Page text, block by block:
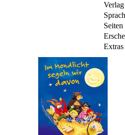
Verlag
Seiten
Extras